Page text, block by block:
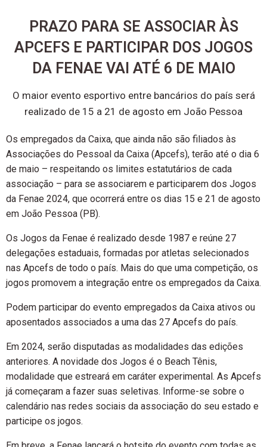
PRAZO PARA SE ASSOCIAR ÀS
APCEFS E PARTICIPAR DOS JOGOS
DA FENAE VAI ATÉ 6 DE MAIO
O maior evento esportivo entre bancários do país será
realizado de 15 a 21 de agosto em João Pessoa
Os empregados da Caixa, que ainda não são filiados às
Associações do Pessoal da Caixa (Apcefs), terão até o dia 6
de maio – respeitando os limites estatutários de cada
associação – para se associarem e participarem dos Jogos
da Fenae 2024, que ocorrerá entre os dias 15 e 21 de agosto
em João Pessoa (PB).
Os Jogos da Fenae é realizado desde 1987 e reúne 27
delegações estaduais, formadas por atletas selecionados
nas Apcefs de todo o país. Mais do que uma competição, os
jogos promovem a integração entre os empregados da Caixa.
Podem participar do evento empregados da Caixa ativos ou
aposentados associados a uma das 27 Apcefs do país.
Em 2024, serão disputadas as modalidades das edições
anteriores. A novidade dos Jogos é o Beach Tênis,
modalidade que estreará em caráter experimental. As Apcefs
já começaram a fazer suas seletivas. Informe-se sobre o
calendário nas redes sociais da associação do seu estado e
participe os jogos.